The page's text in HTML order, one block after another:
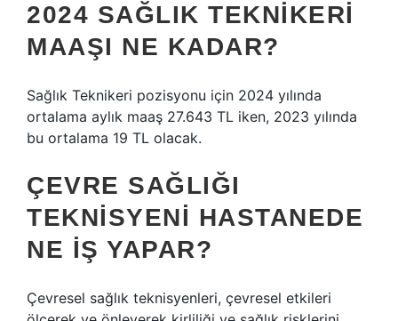
2024 SAĞLIK TEKNIKERI
MAAŞI NE KADAR?
Sağlık Teknikeri pozisyonu için 2024 yılında
ortalama aylık maaş 27.643 TL iken, 2023 yılında
bu ortalama 19 TL olacak.
ÇEVRE SAĞLIĞI
TEKNISYENI HASTANEDE
NE IŞ YAPAR?
Çevresel sağlık teknisyenleri, çevresel etkileri